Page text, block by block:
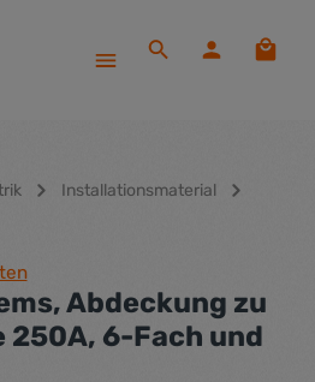
Installationsmaterial
von 0 von 5 Sternen
Abdeckung zu
6-Fach und